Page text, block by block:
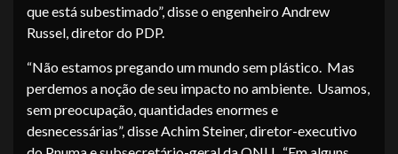
que está subestimado”, disse o engenheiro Andrew
Russel, diretor do PDP.
“Não estamos pregando um mundo sem plástico. Mas
perdemos a noção de seu impacto no ambiente. Usamos,
sem preocupação, quantidades enormes e
desnecessárias”, disse Achim Steiner, diretor-executivo